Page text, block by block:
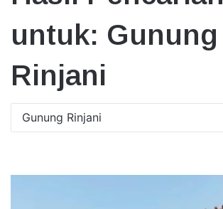
untuk: Gunung
Rinjani